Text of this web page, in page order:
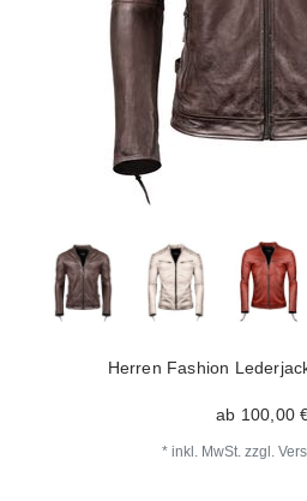
Herren Fashion
ab 100,00
* inkl. MwSt. zzgl.